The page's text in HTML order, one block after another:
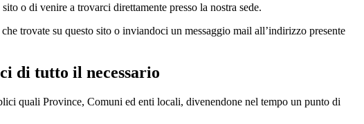
o di venire a trovarci direttamente presso la nostra sede.
trovate su questo sito o inviandoci un messaggio mail all’indirizzo presente
di tutto il necessario
quali Province, Comuni ed enti locali, divenendone nel tempo un punto di